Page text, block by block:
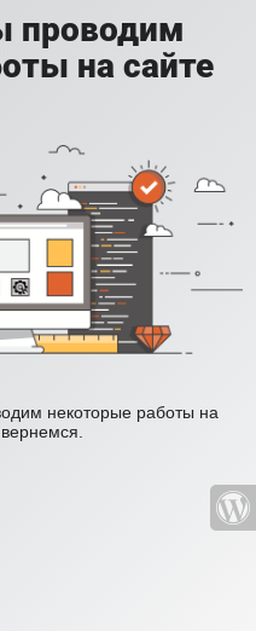
проводим
на сайте
некоторые работы на